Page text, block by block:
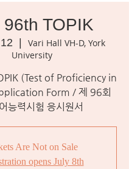
TOPIK
Vari Hall VH-D, York
University
(Test of Proficiency in
Form / 제 96회
능력시험 응시원서
Are Not on Sale
opens July 8th